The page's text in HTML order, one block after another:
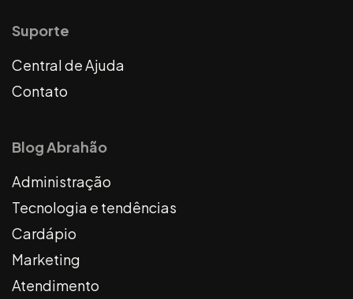
Suporte
Central de Ajuda
Contato
Blog Abrahão
Administração
Tecnologia e tendências
Cardápio
Marketing
Atendimento